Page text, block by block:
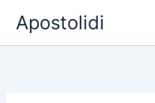
content
Apostolidi